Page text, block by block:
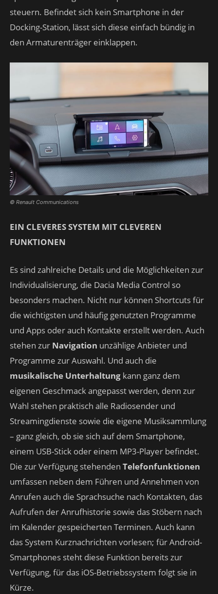
steuern. Befindet sich kein Smartphone in der
Docking-Station, lässt sich diese einfach bündig in
den Armaturenträger einklappen.
© Renault Communications
EIN CLEVERES SYSTEM MIT CLEVEREN
FUNKTIONEN
Es sind zahlreiche Details und die Möglichkeiten zur
Individualisierung, die Dacia Media Control so
besonders machen. Nicht nur können Shortcuts für
die wichtigsten und häufig genutzten Programme
und Apps oder auch Kontakte erstellt werden. Auch
stehen zur Navigation unzählige Anbieter und
Programme zur Auswahl. Und auch die
musikalische Unterhaltung kann ganz dem
eigenen Geschmack angepasst werden, denn zur
Wahl stehen praktisch alle Radiosender und
Streamingdienste sowie die eigene Musiksammlung
– ganz gleich, ob sie sich auf dem Smartphone,
einem USB-Stick oder einem MP3-Player befindet.
Die zur Verfügung stehenden Telefonfunktionen
umfassen neben dem Führen und Annehmen von
Anrufen auch die Sprachsuche nach Kontakten, das
Aufrufen der Anrufhistorie sowie das Stöbern nach
im Kalender gespeicherten Terminen. Auch kann
das System Kurznachrichten vorlesen; für Android-
Smartphones steht diese Funktion bereits zur
Verfügung, für das iOS-Betriebssystem folgt sie in
Kürze.